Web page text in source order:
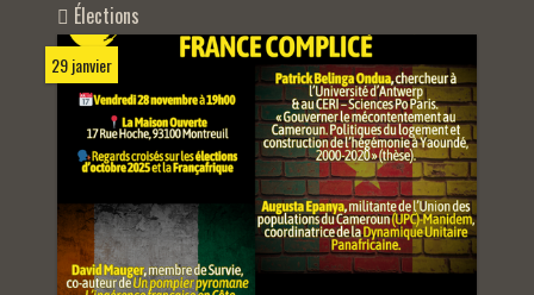
Élections
29 janvier